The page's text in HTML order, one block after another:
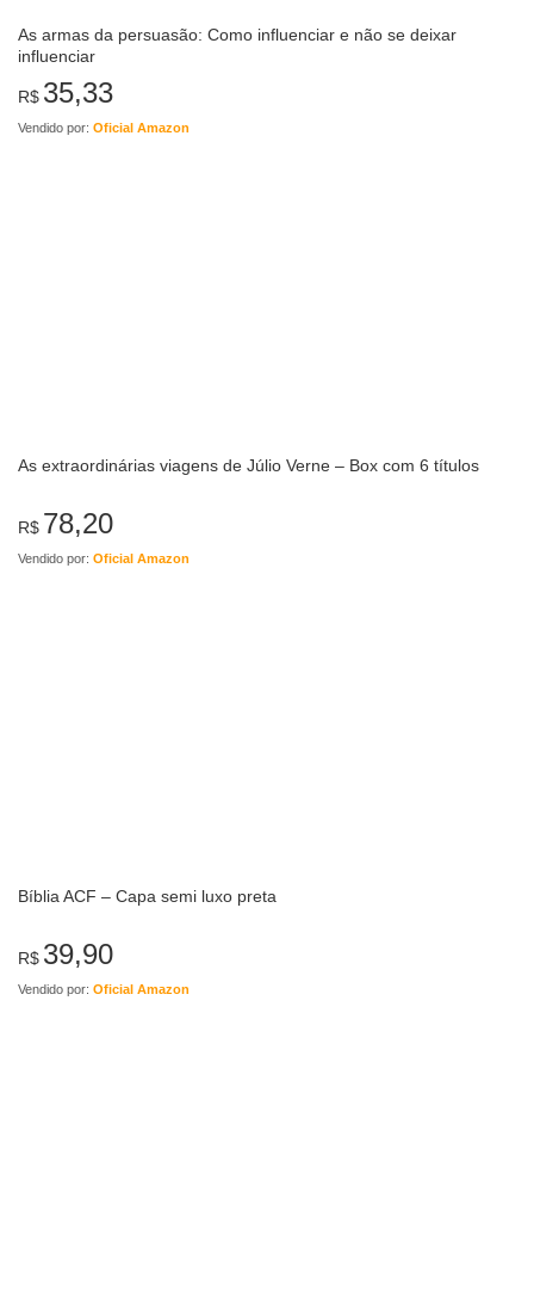
As armas da persuasão: Como influenciar e não se deixar
influenciar
R$ 35,33
Vendido por: Oficial Amazon
As extraordinárias viagens de Júlio Verne – Box com 6 títulos
R$ 78,20
Vendido por: Oficial Amazon
Bíblia ACF – Capa semi luxo preta
R$ 39,90
Vendido por: Oficial Amazon